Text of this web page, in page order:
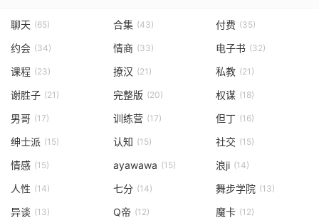
聊天 (65) 合集 (43) 付费 (35)
约会 (34) 情商 (33) 电子书 (32)
课程 (23) 撩汉 (21) 私教 (21)
谢胜子 (21) 完整版 (20) 权谋 (18)
男哥 (17) 训练营 (17) 但丁 (16)
绅士派 (15) 认知 (15) 社交 (15)
情感 (15) ayawawa (15) 浪ji (14)
人性 (14) 七分 (14) 舞步学院 (13)
异谈 (13) Q帝 (12) 魔卡 (12)